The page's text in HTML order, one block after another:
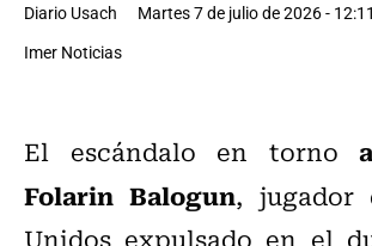
Diario Usach
Martes 7 de julio de 2026 - 12:11
Imer Noticias
El escándalo en torno
Folarin Balogun, jugador
Unidos expulsado en el